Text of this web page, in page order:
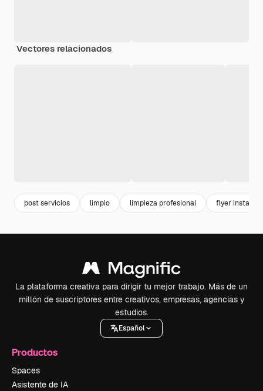
Vectores relacionados
post servicios limpio limpieza profesional flyer
La plataforma creativa para dirigir tu mejor trabajo. Más de un
millón de suscriptores entre creativos, empresas, agencias y
estudios.
Español
Productos
Spaces
Asistente de IA